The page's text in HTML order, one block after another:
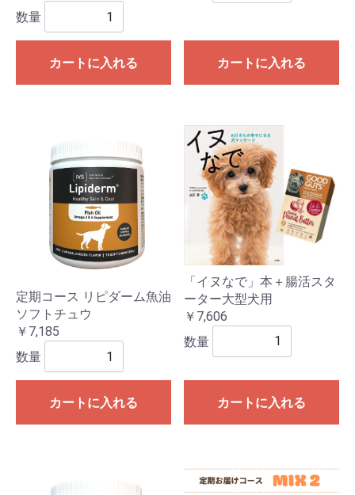
数量
カートに入れる カートに入れる
定期コース リピダーム魚油
ソフトチュウ
￥7,185
数量
カートに入れる
「イヌなで」本＋腸活スタ
ーター大型犬用
￥7,606
数量
カートに入れる